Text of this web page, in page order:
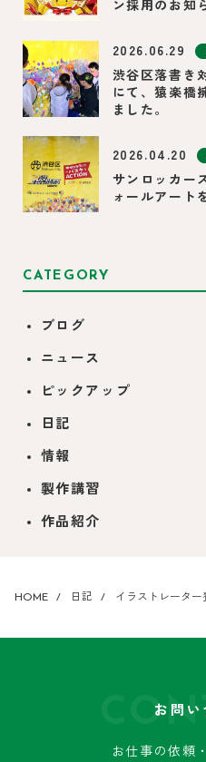
ン採用のお知
2026.06.29
渋谷区落書き
にて、猿楽橋
ました。
2026.04.20
サンロッカー
ォールアート
CATEGORY
ブログ
ニュース
ピックアップ
日記
情報
製作講習
作品紹介
HOME 日記 イラストレーター
お問い
お仕事の依頼